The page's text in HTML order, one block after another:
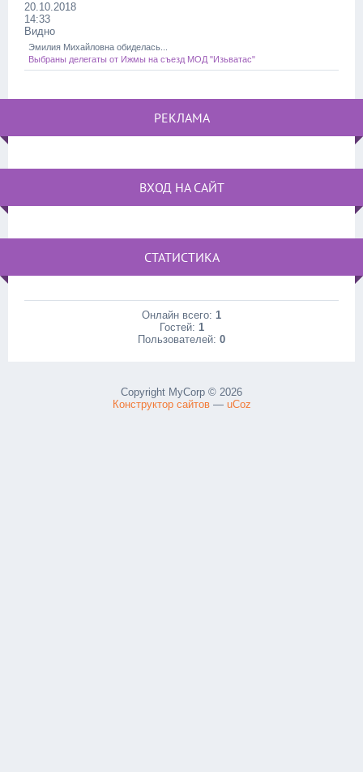
20.10.2018
14:33
Видно
Эмилия Михайловна обиделась...
Выбраны делегаты от Ижмы на съезд МОД "Изьватас"
РЕКЛАМА
ВХОД НА САЙТ
СТАТИСТИКА
Онлайн всего: 1
Гостей: 1
Пользователей: 0
Copyright MyCorp © 2026
Конструктор сайтов— uCoz